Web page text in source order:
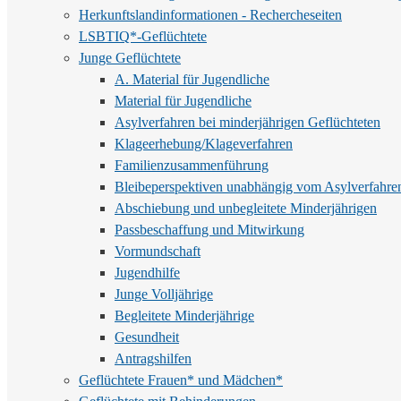
Herkunftslandinformationen - Rechercheseiten
LSBTIQ*-Geflüchtete
Junge Geflüchtete
A. Material für Jugendliche
Material für Jugendliche
Asylverfahren bei minderjährigen Geflüchteten
Klageerhebung/Klageverfahren
Familienzusammenführung
Bleibeperspektiven unabhängig vom
Abschiebung und unbegleitete Minderjährigen
Passbeschaffung und Mitwirkung
Vormundschaft
Jugendhilfe
Junge Volljährige
Begleitete Minderjährige
Gesundheit
Antragshilfen
Geflüchtete Frauen* und Mädchen*